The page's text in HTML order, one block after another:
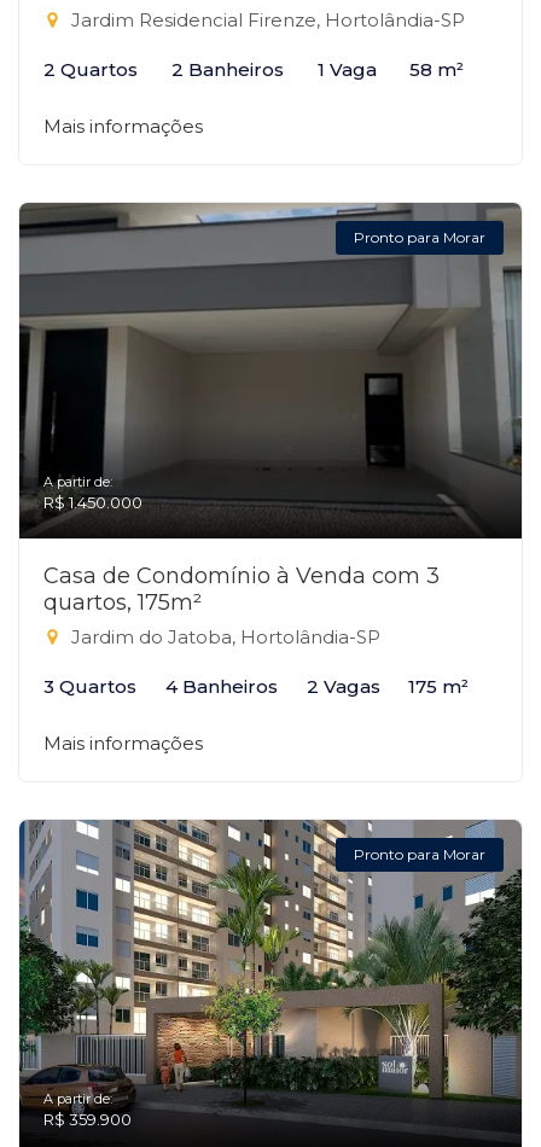
Jardim Residencial Firenze, Hortolândia-SP
2 Quartos 2 Banheiros 1 Vaga 58 m²
Mais informações
Pronto para Morar
A partir de:
R$ 1.450.000
Casa de Condomínio à Venda com 3
quartos, 175m²
Jardim do Jatoba, Hortolândia-SP
3 Quartos 4 Banheiros 2 Vagas 175 m²
Mais informações
Pronto para Morar
A partir de:
R$ 359.900